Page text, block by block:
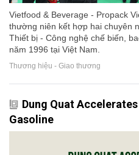
Vietfood & Beverage - Propack
thường niên kết hợp hai chuyên
Thiết bị - Công nghệ chế biến,
năm 1996 tại Việt Nam.
Thương hiệu - Giao thương
Dung Quat
Gasoline